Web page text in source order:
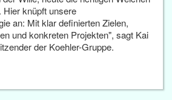
knüpft unsere
an: Mit klar definierten Zielen,
und konkreten Projekten", sagt Kai
der Koehler-Gruppe.